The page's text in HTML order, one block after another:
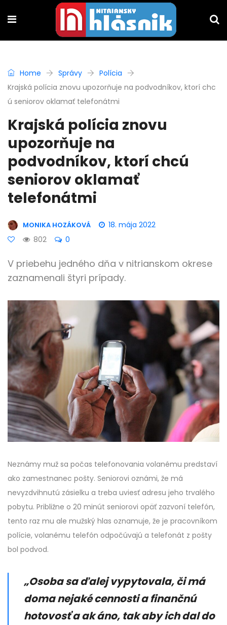
Home Správy
Polícia
Krajská polícia znovu upozorňuje na podvodníkov, ktorí chc
ú seniorov oklamať telefonátmi
Krajská polícia znovu
upozorňuje na
podvodníkov, ktorí chcú
seniorov oklamať
telefonátmi
MONIKA HOZÁKOVÁ
18. mája 2022
802
0
V priebehu jedného dňa v nitrianskom okrese
zaznamenali štyri prípady.
Neznámy muž sa počas telefonovania volanému predstaví
ako zamestnanec pošty. Seniorovi oznámi, že má
nevyzdvihnutú zásielku a treba uviesť adresu jeho trvalého
pobytu. Približne o 20 minút seniorovi opäť zazvoní telefón,
tento raz mu ale mužský hlas oznamuje, že je pracovníkom
polície, volanému telefón odpočúvajú a telefonát z pošty
bol podvod.
„Osoba sa ďalej vypytovala, či má
doma nejaké cennosti a finančnú
hotovosť a ak áno, tak aby ich dal do